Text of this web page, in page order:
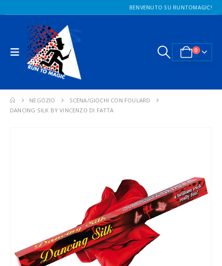
BENVENUTO SU RUNTOMAGIC!
0
NEGOZIO
SCENA/GIOCHI CON FOULARD
DANCING SILK BY VINCENZO DI FATTA